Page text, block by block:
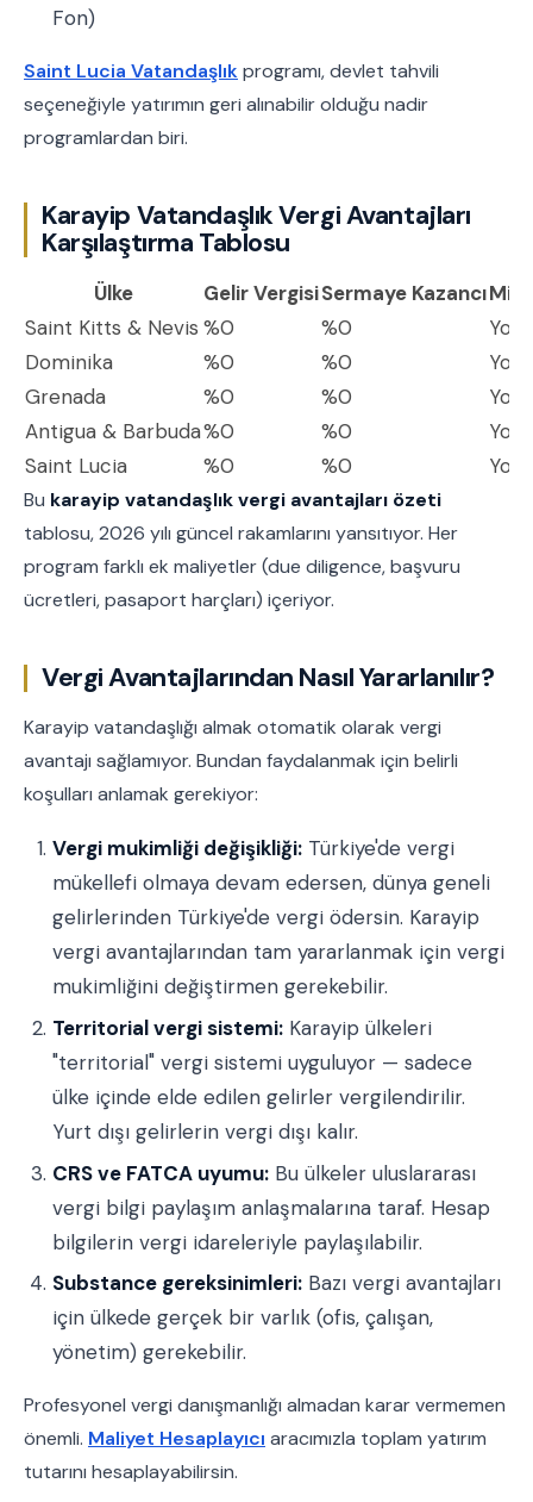
Fon)
Saint Lucia Vatandaşlıkprogramı, devlet tahvili
seçeneğiyle yatırımın geri alınabilir olduğu nadir
programlardan biri.
Karayip Vatandaşlık Vergi Avantajları
Karşılaştırma Tablosu
Ülke Gelir VergisiSermaye Kazancı
Saint Kitts & Nevis %0 %0
Yok
Dominika
%0 %0
Yok
Grenada
%0 %0
Yok
Antigua & Barbuda%0 %0
Yok
Saint Lucia
%0 %0 Yok
Bu karayip vatandaşlık vergi avantajları özeti
tablosu, 2026 yılı güncel rakamlarını yansıtıyor. Her
program farklı ek maliyetler (due diligence, başvuru
ücretleri, pasaport harçları) içeriyor.
Vergi Avantajlarından Nasıl Yararlanılır?
Karayip vatandaşlığı almak otomatik olarak vergi
avantajı sağlamıyor. Bundan faydalanmak için belirli
koşulları anlamak gerekiyor:
Vergi mukimliği değişikliği: Türkiye'de vergi
mükellefi olmaya devam edersen, dünya geneli
gelirlerinden Türkiye'de vergi ödersin. Karayip
vergi avantajlarından tam yararlanmak için vergi
mukimliğini değiştirmen gerekebilir.
Territorial vergi sistemi: Karayip ülkeleri
"territorial" vergi sistemi uyguluyor — sadece
ülke içinde elde edilen gelirler vergilendirilir.
Yurt dışı gelirlerin vergi dışı kalır.
CRS ve FATCA uyumu: Bu ülkeler uluslararası
vergi bilgi paylaşım anlaşmalarına taraf. Hesap
bilgilerin vergi idareleriyle paylaşılabilir.
Substance gereksinimleri: Bazı vergi avantajları
için ülkede gerçek bir varlık (ofis, çalışan,
yönetim) gerekebilir.
Profesyonel vergi danışmanlığı almadan karar vermemen
önemli. Maliyet Hesaplayıcı aracımızla toplam yatırım
tutarını hesaplayabilirsin.